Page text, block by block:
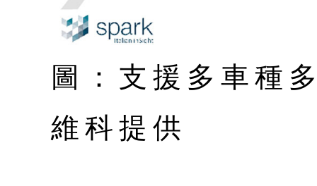
圖：支援多車種
維科提供